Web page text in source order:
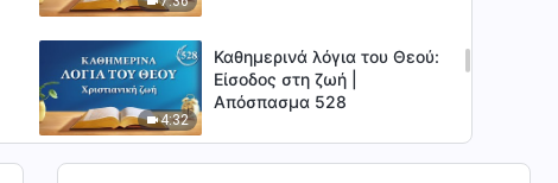
4:32
Καθημερινά λόγια του Θεού:
Είσοδος στη ζωή |
Απόσπασμα 528